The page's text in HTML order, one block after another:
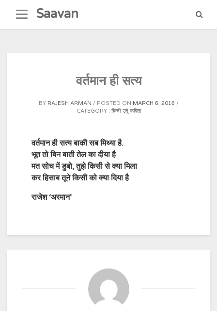
content
Saavan
वर्तमान ही सत्य
BY RAJESH ARMAN POSTED ON MARCH 6, 2016
CATEGORY : हिन्दी-उर्दू कविता
वर्तमान ही सत्य बाकी सब मिथ्या है.
भूत तो बिन बाती तेल का दीया है
मत सोच में डुबो, तुझे किसी से क्या मिला
कर हिसाब तूने किसी को क्या दिया है
राजेश ‘अरमान’